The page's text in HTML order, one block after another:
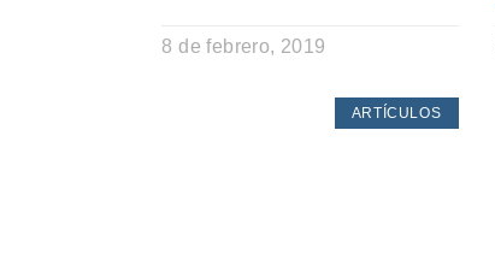
8 de febrero, 2019
ARTÍCULOS